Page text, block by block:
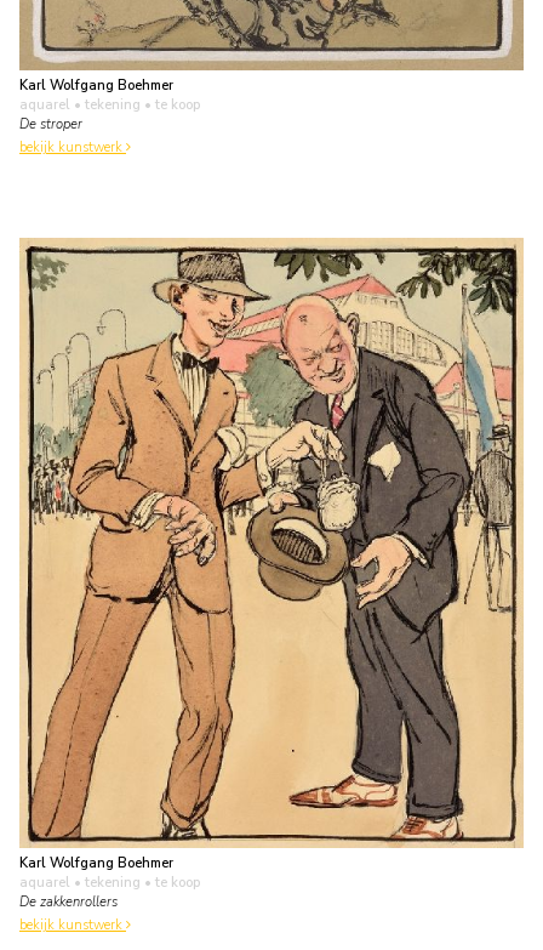
Karl Wolfgang Boehmer
aquarel • tekening • te koop
De stroper
bekijk kunstwerk
Karl Wolfgang Boehmer
aquarel • tekening • te koop
De zakkenrollers
bekijk kunstwerk